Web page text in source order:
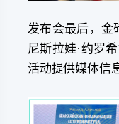
发布会最后，金
尼斯拉娃·约罗
活动提供媒体信